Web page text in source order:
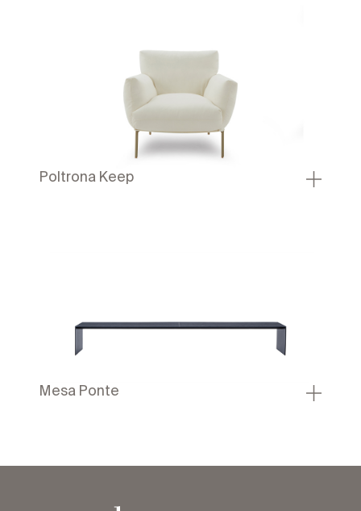
Poltrona Keep
Mesa Ponte